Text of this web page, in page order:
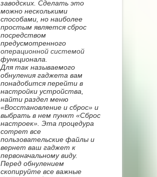
заводских. Сделать это
можно несколькими
способами, но наиболее
простым является сброс
посредством
предусмотренного
операционной системой
функционала.
Для так называемого
обнуления гаджета вам
понадобится перейти в
настройки устройства,
найти раздел меню
«Восстановление и сброс» и
выбрать в нем пункт «Сброс
настроек». Эта процедура
сотрет все
пользовательские файлы и
вернет ваш гаджет к
первоначальному виду.
Перед обнулением
скопируйте все важные